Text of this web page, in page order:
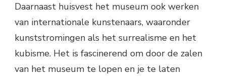
Daarnaast huisvest het museum ook werken
van internationale kunstenaars, waaronder
kunststromingen als het surrealisme en het
kubisme. Het is fascinerend om door de zalen
van het museum te lopen en je te laten